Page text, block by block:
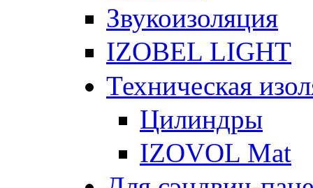
Звукоизоляция
IZOBEL LIGHT
Техническая
Цилиндры
IZOVOL Mat